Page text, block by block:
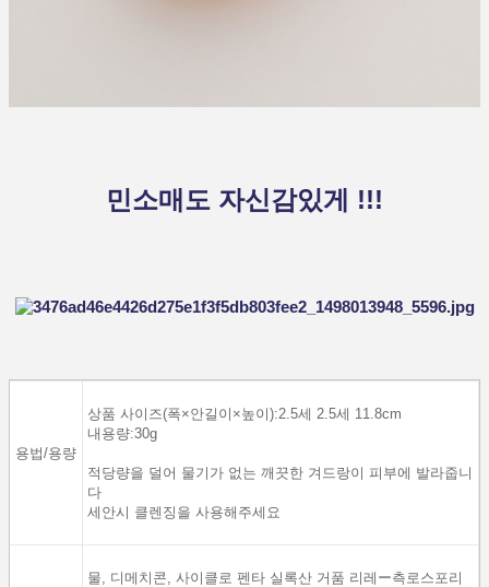
민소매도 자신감있게 !!!
용법/용량
상품 사이즈(폭×안길이 ×높이):2.5세 2.5세 11.8cm
내용량:30g
적당량을 덜어 물기가 없는 깨끗한 겨드랑이 피부에 발라줍니
다
세안시 클렌징을 사용해주세요
물, 디메치콘, 사이클로 펜타 실록산 거품 리레ー측로스포리